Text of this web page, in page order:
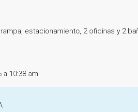
estacionamiento, 2 oficinas y 2
10:38 am